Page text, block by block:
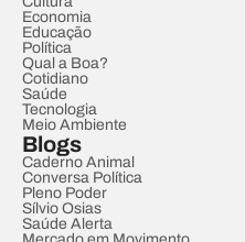
Economia
Educação
Política
Qual a Boa?
Cotidiano
Saúde
Tecnologia
Meio Ambiente
Blogs
Caderno Animal
Conversa Política
Pleno Poder
Sílvio Osias
Saúde Alerta